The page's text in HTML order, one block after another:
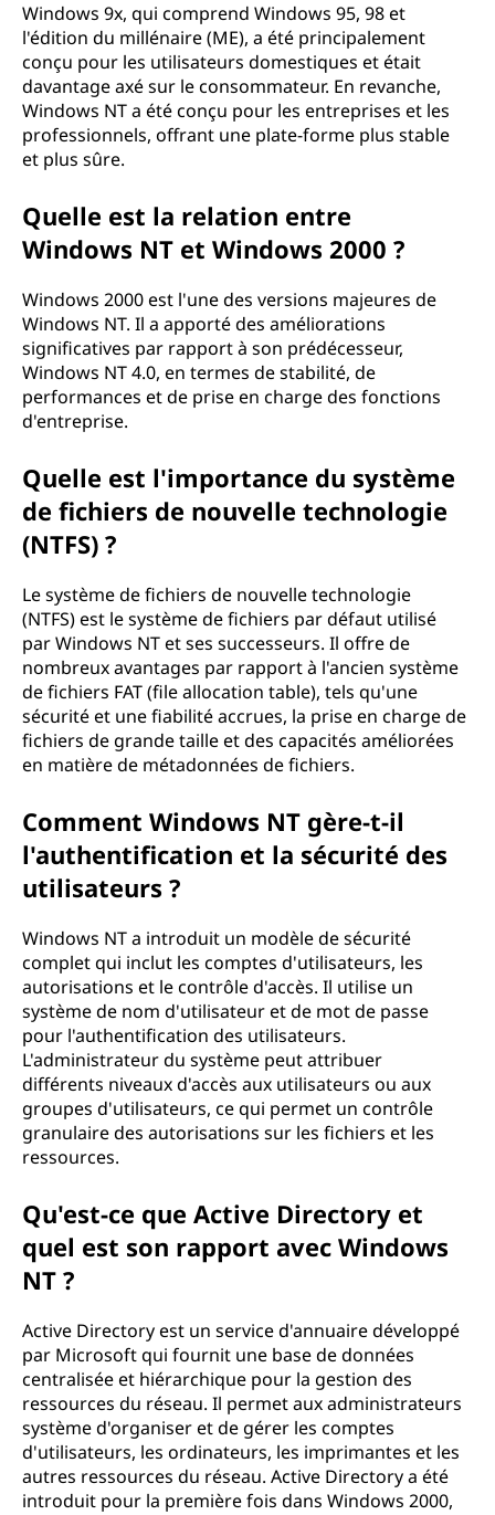
Windows 9x, qui comprend Windows 95, 98 et
l'édition du millénaire (ME), a été principalement
conçu pour les utilisateurs domestiques et était
davantage axé sur le consommateur. En revanche,
Windows NT a été conçu pour les entreprises et les
professionnels, offrant une plate-forme plus stable
et plus sûre.
Quelle est la relation entre
Windows NT et Windows 2000 ?
Windows 2000 est l'une des versions majeures de
Windows NT. Il a apporté des améliorations
significatives par rapport à son prédécesseur,
Windows NT 4.0, en termes de stabilité, de
performances et de prise en charge des fonctions
d'entreprise.
Quelle est l'importance du système
de fichiers de nouvelle technologie
(NTFS) ?
Le système de fichiers de nouvelle technologie
(NTFS) est le système de fichiers par défaut utilisé
par Windows NT et ses successeurs. Il offre de
nombreux avantages par rapport à l'ancien système
de fichiers FAT (file allocation table), tels qu'une
sécurité et une fiabilité accrues, la prise en charge de
fichiers de grande taille et des capacités améliorées
en matière de métadonnées de fichiers.
Comment Windows NT gère-t-il
l'authentification et la sécurité des
utilisateurs ?
Windows NT a introduit un modèle de sécurité
complet qui inclut les comptes d'utilisateurs, les
autorisations et le contrôle d'accès. Il utilise un
système de nom d'utilisateur et de mot de passe
pour l'authentification des utilisateurs.
L'administrateur du système peut attribuer
différents niveaux d'accès aux utilisateurs ou aux
groupes d'utilisateurs, ce qui permet un contrôle
granulaire des autorisations sur les fichiers et les
ressources.
Qu'est-ce que Active Directory et
quel est son rapport avec Windows
NT ?
Active Directory est un service d'annuaire développé
par Microsoft qui fournit une base de données
centralisée et hiérarchique pour la gestion des
ressources du réseau. Il permet aux administrateurs
système d'organiser et de gérer les comptes
d'utilisateurs, les ordinateurs, les imprimantes et les
autres ressources du réseau. Active Directory a été
introduit pour la première fois dans Windows 2000,